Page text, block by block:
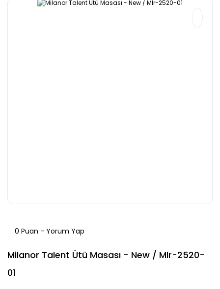
0 Puan - Yorum Yap
Milanor Talent Ütü Masası - New / Mlr-2520-
01